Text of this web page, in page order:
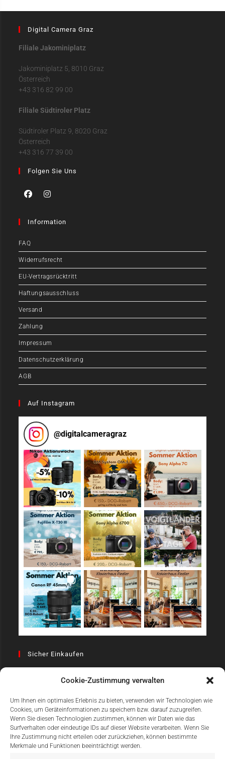
Cookie-Zustimmung verwalten
Um Ihnen ein optimales Erlebnis zu bieten, verwenden wir Technologien wie
Cookies, um Geräteinformationen zu speichern bzw. darauf zuzugreifen.
Wenn Sie diesen Technologien zustimmen, können wir Daten wie das
Surfverhalten oder eindeutige IDs auf dieser Website verarbeiten. Wenn Sie
Ihre Zustimmung nicht erteilen oder zurückziehen, können bestimmte
Merkmale und Funktionen beeinträchtigt werden.
Digital Camera Graz
Filiale Jakominiplatz
Jakominiplatz 5, 8010 Graz
Österreich
+43 316 82 99 00
Filiale Südtiroler Platz
Südtiroler Platz 9, 8020 Graz
Österreich
+43 316 77 39 00
Folgen Sie Uns
Information
FAQ
Widerrufsrecht
EU-Vertragsrücktritt
Haftungsausschluss
Versand
Zahlung
Impressum
Datenschutzerklärung
AGB
Auf Instagram
@digitalcameragraz
Sicher Einkaufen
Einfach Online Bezahlen